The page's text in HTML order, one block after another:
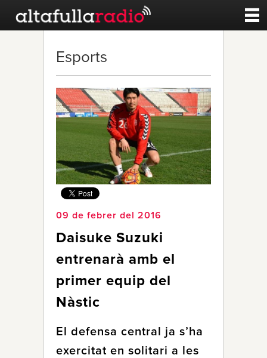
Esports
Noticies
Qui Som
Esports
09 de febrer del 2016
Daisuke Suzuki
entrenarà amb el
primer equip del
Nàstic
El defensa central ja s’ha
exercitat en solitari a les